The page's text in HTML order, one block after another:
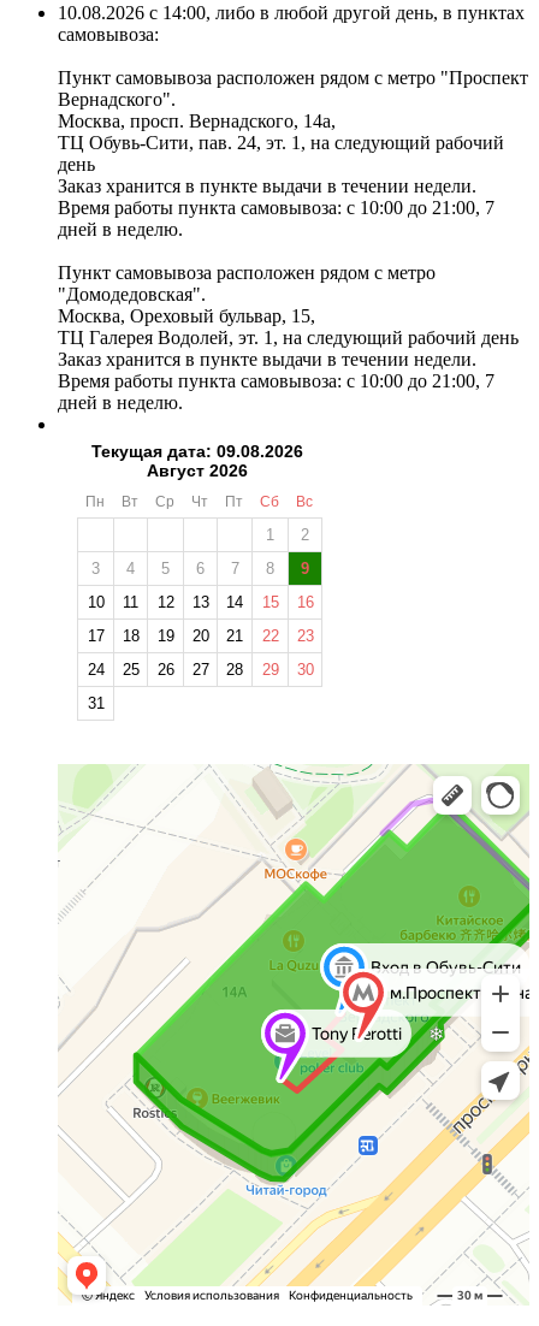
10.08.2026 с 14:00, либо в любой другой день, в пунктах
самовывоза:
Пункт самовывоза расположен рядом с метро "Проспект
Вернадского".
Москва, просп. Вернадского, 14а,
ТЦ Обувь-Сити, пав. 24, эт. 1, на следующий рабочий
день
Заказ хранится в пункте выдачи в течении недели.
Время работы пункта самовывоза: с 10:00 до 21:00, 7
дней в неделю.
Пункт самовывоза расположен рядом с метро
"Домодедовская".
Москва, Ореховый бульвар, 15,
ТЦ Галерея Водолей, эт. 1, на следующий рабочий день
Заказ хранится в пункте выдачи в течении недели.
Время работы пункта самовывоза: с 10:00 до 21:00, 7
дней в неделю.
Текущая дата: 09.08.2026
Август 2026
Пн Вт Ср Чт Пт Сб Вс
1
2
3
4 5 6 7 8
9
10
11 12 13 14 15
16
17
18 19 20 21 22
23
24
25 26 27 28 29
30
31